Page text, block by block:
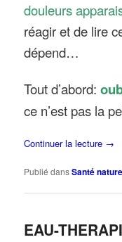
douleurs
réagir et de lire
dépend…
Tout d’abord:
ce n’est pas la
Continuer la lecture →
Publié dansSanté
EAU-